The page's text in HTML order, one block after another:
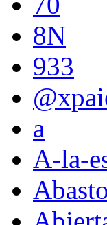
8N
933
a
A-la-
Abasto